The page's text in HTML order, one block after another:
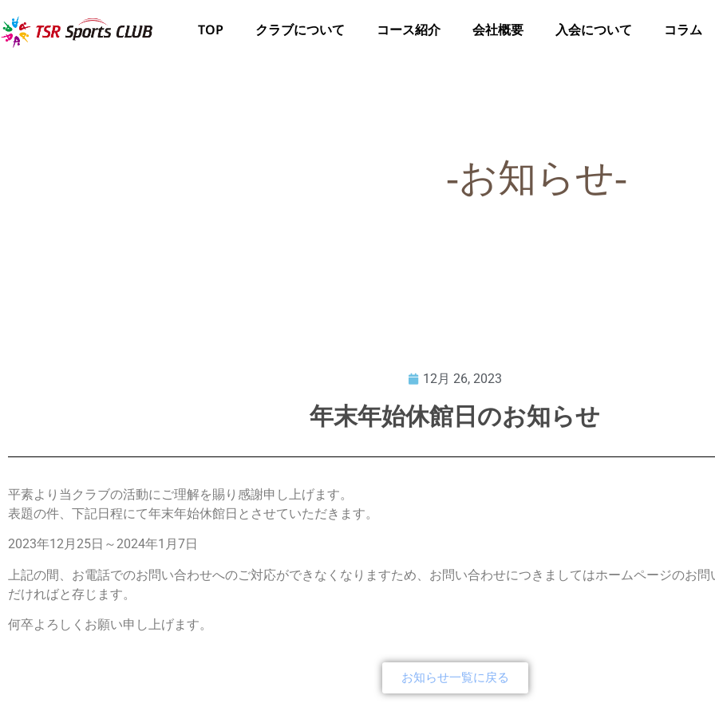
TOP クラブについて コース紹介 会社概要 入会について コラム
-お知らせ-
12月 26, 2023
年末年始休館日のお知らせ
平素より当クラブの活動にご理解を賜り感謝申し上げます。
表題の件、下記日程にて年末年始休館日とさせていただきます。
2023年12月25日～2024年1月7日
上記の間、お電話でのお問い合わせへのご対応ができなくなりますため、お問い合わせにつきましてはホームページのお
だければと存じます。
何卒よろしくお願い申し上げます。
お知らせ一覧に戻る